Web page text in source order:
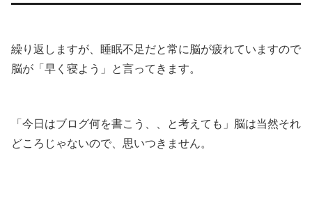
繰り返しますが、睡眠不足だと常に脳が疲れていますので
脳が「早く寝よう」と言ってきます。
「今日はブログ何を書こう、、と考えても」脳は当然それ
どころじゃないので、思いつきません。